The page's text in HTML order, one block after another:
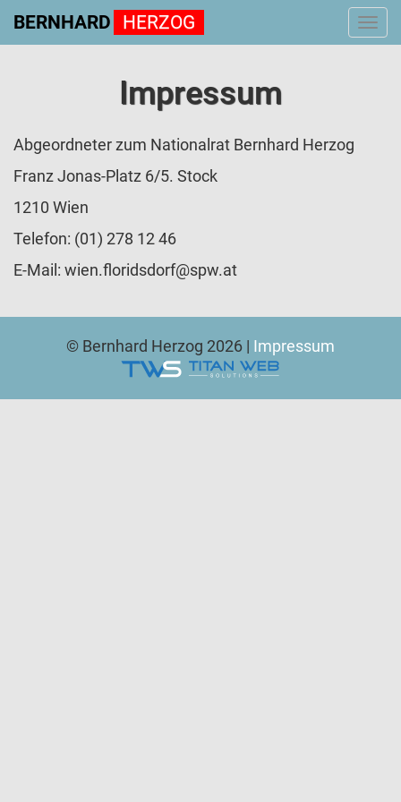
BERNHARD HERZOG
Impressum
Abgeordneter zum Nationalrat Bernhard Herzog
Franz Jonas-Platz 6/5. Stock
1210 Wien
Telefon: (01) 278 12 46
E-Mail: wien.floridsdorf@spw.at
© Bernhard Herzog 2026 | Impressum